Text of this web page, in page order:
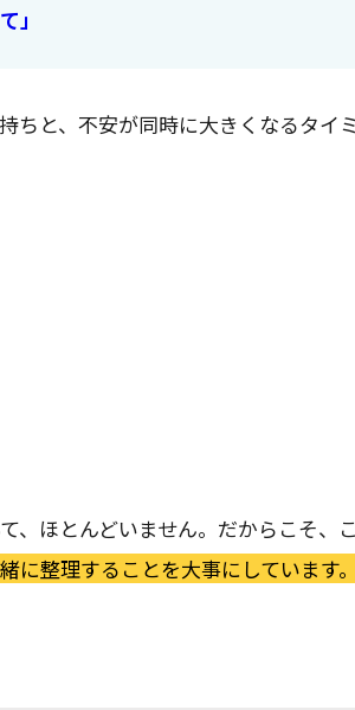
」
ちと、不安が同時に大きくなるタイ
、ほとんどいません。だからこそ、
に整理することを大事にしています。